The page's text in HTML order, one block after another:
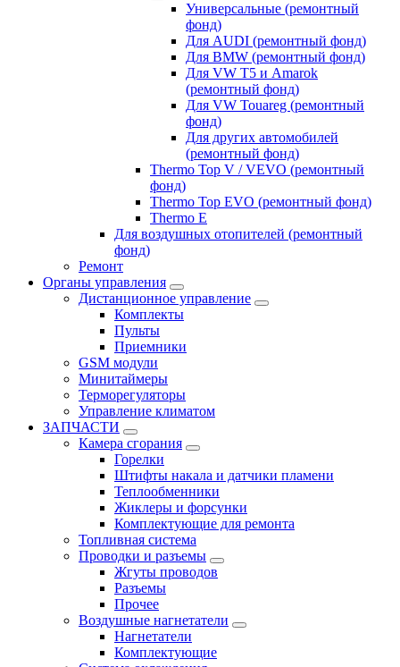
Универсальные (ремонтный
фонд)
Для AUDI (ремонтный фонд)
Для BMW (ремонтный фонд)
Для VW T5 и Amarok
(ремонтный фонд)
Для VW Touareg (ремонтный
фонд)
Для других автомобилей
(ремонтный фонд)
Thermo Top V / VEVO (ремонтный
фонд)
Thermo Top EVO (ремонтный фонд)
Thermo E
Для воздушных отопителей (ремонтный
фонд)
Ремонт
Органы управления
Дистанционное управление
Комплекты
Пульты
Приемники
GSM модули
Минитаймеры
Терморегуляторы
Управление климатом
ЗАПЧАСТИ
Камера сгорания
Горелки
Штифты накала и датчики пламени
Теплообменники
Жиклеры и форсунки
Комплектующие для ремонта
Топливная система
Проводки и разъемы
Жгуты проводов
Разъемы
Прочее
Воздушные нагнетатели
Нагнетатели
Комплектующие